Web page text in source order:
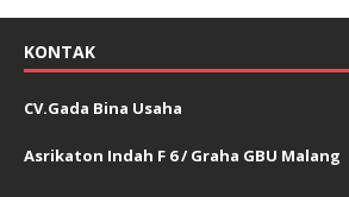
KONTAK
CV.Gada Bina Usaha
Asrikaton Indah F 6 / Graha GBU Malang